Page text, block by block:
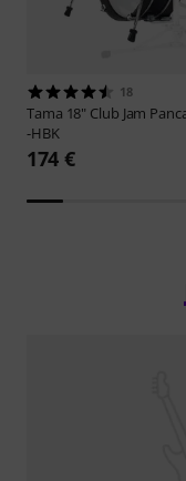
18
Tama 18" Club Jam
-HBK
174 €